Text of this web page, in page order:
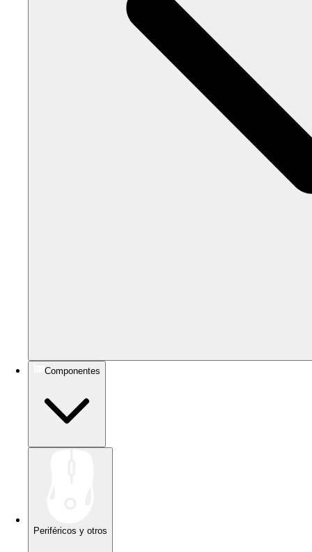
Componentes
Periféricos y otros